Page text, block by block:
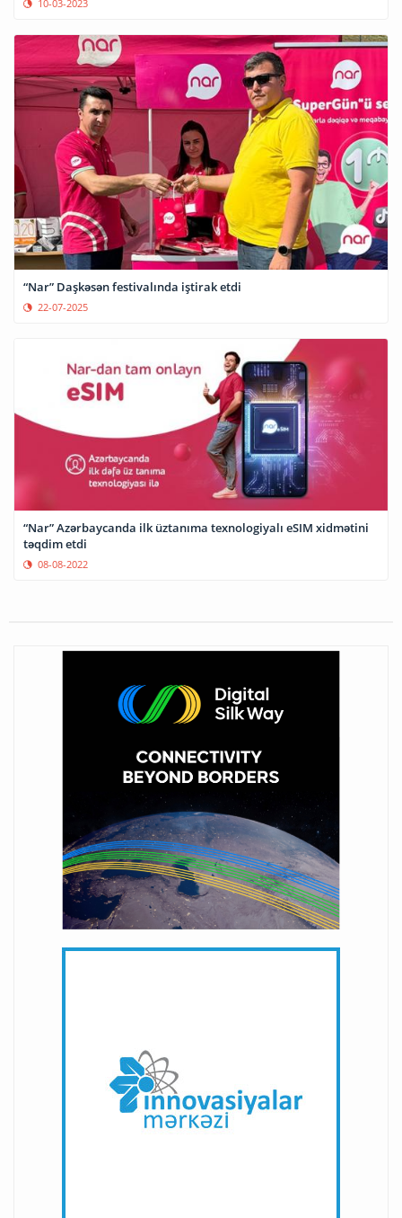
10-03-2023
“Nar” Daşkəsən festivalında iştirak etdi
22-07-2025
“Nar” Azərbaycanda ilk üztanıma texnologiyalı eSIM xidmətini
təqdim etdi
08-08-2022